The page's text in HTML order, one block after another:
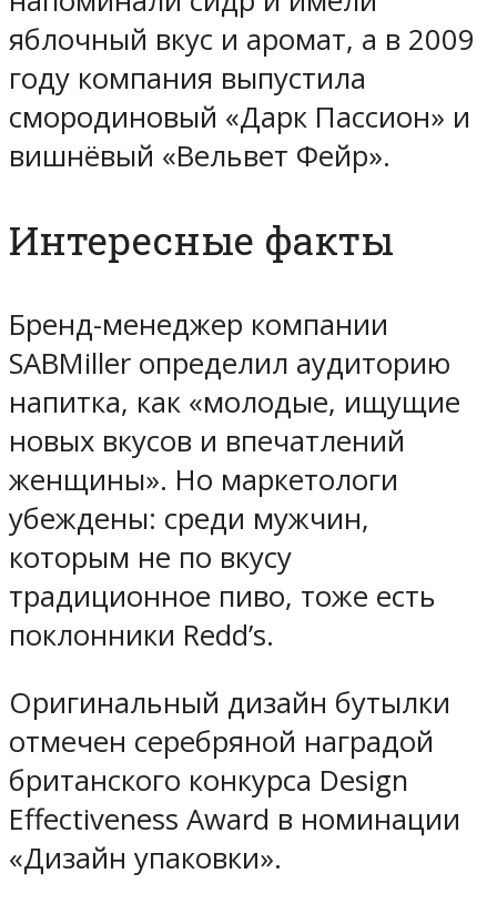
яблочный вкус и аромат, а в 2009
году компания выпустила
смородиновый «Дарк Пассион» и
вишнёвый «Вельвет Фейр».
Интересные факты
Бренд-менеджер компании
SABMiller определил аудиторию
напитка, как «молодые, ищущие
новых вкусов и впечатлений
женщины». Но маркетологи
убеждены: среди мужчин,
которым не по вкусу
традиционное пиво, тоже есть
поклонники Redd’s.
Оригинальный дизайн бутылки
отмечен серебряной наградой
британского конкурса Design
Effectiveness Award в номинации
«Дизайн упаковки».